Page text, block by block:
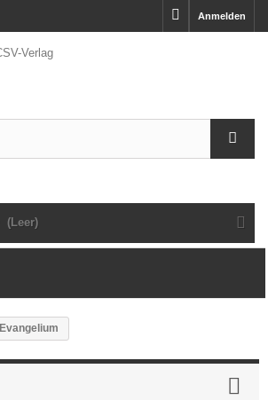
Anmelden
(Leer)
Evangelium